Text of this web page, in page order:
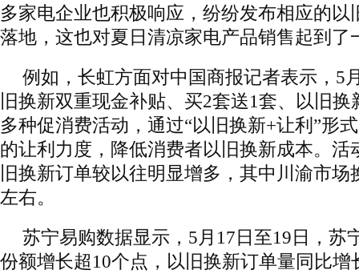
多家电企业也积极响应，纷纷发布相应的以
落地，这也对夏日清凉家电产品销售起到了
例如，长虹方面对中国商报记者表示，5
旧换新双重现金补贴、买2套送1套、以旧换
多种促消费活动，通过“以旧换新+让利”形
的让利力度，降低消费者以旧换新成本。活
旧换新订单较以往明显增多，其中川渝市场
左右。
苏宁易购数据显示，5月17日至19日，苏
份额增长超10个点，以旧换新订单量同比增